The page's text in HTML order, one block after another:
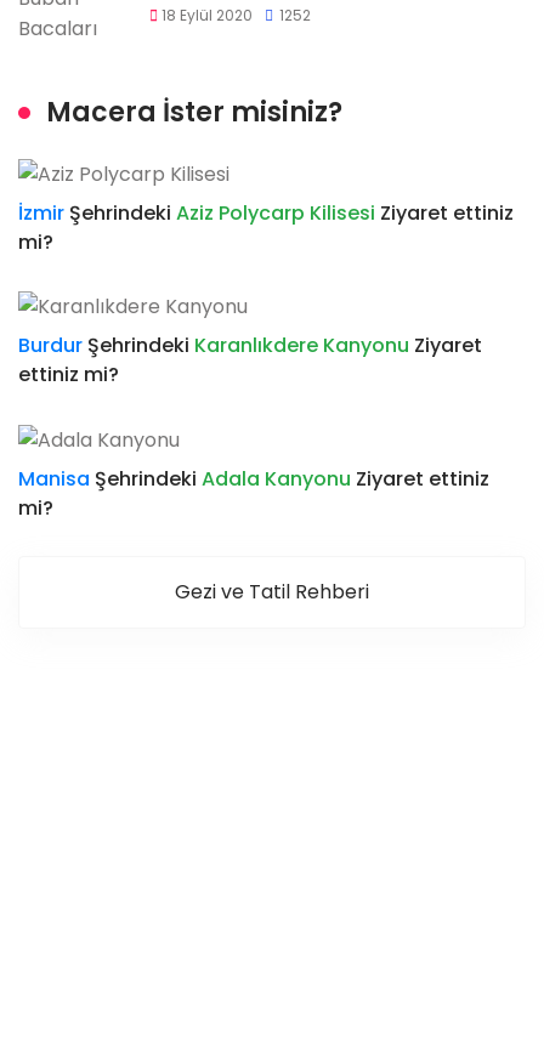
18 Eylül 2020 1252
Macera İster misiniz?
İzmir Şehrindeki Aziz Polycarp Kilisesi Ziyaret ettiniz
mi?
Burdur Şehrindeki Karanlıkdere Kanyonu Ziyaret
ettiniz mi?
Manisa Şehrindeki Adala Kanyonu Ziyaret ettiniz
mi?
Gezi ve Tatil Rehberi